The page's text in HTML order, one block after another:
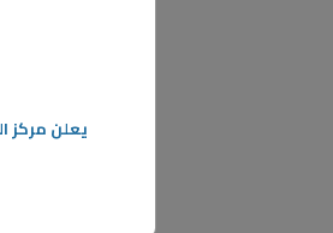
يعلن مركز